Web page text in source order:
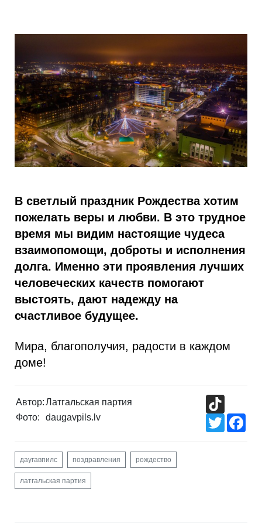
В светлый праздник Рождества хотим
пожелать веры и любви. В это трудное
время мы видим настоящие чудеса
взаимопомощи, доброты и исполнения
долга. Именно эти проявления лучших
человеческих качеств помогают
выстоять, дают надежду на
счастливое будущее.
Мира, благополучия, радости в каждом
доме!
Автор:Латгальская партия
Фото:
daugavpils.lv
Twitter
даугавпилс поздравления рождество
латгальская партия